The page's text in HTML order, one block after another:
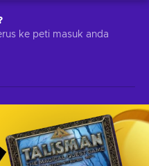
ke peti masuk anda